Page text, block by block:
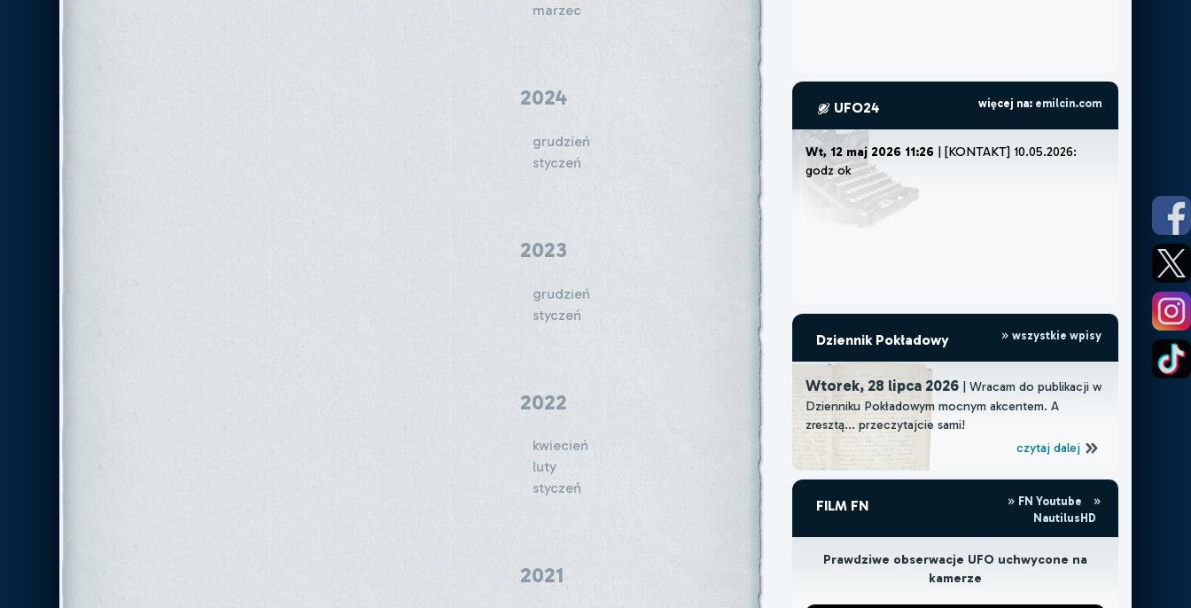
marzec
2024
grudzień
styczeń
2023
grudzień
styczeń
2022
kwiecień
luty
styczeń
2021
UFO24 więcej na: emilcin.com
Wt, 12 maj 2026 11:26 | [KONTAKT] 10.05.2026:
godz ok 22:30.
Dziennik Pokładowy wszystkie wpisy
Wtorek, 28 lipca 2026| Wracam do publikacji w
Dzienniku Pokładowym mocnym akcentem. A
zresztą... przeczytajcie sami!
czytaj dalej
FILM FN
FN Youtube
NautilusHD
Prawdziwe obserwacje UFO uchwycone na
kamerze